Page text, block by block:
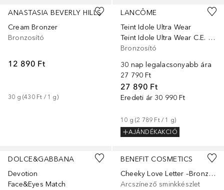
ANASTASIA BEVERLY HILLS
Cream Bronzer
Bronzosító
12 890 Ft
30 g (430 Ft / 1 g)
LANCÔME
Teint Idole Ultra Wear
Teint Idole Ultra Wear C.E. Skin Transforming Bronzosító
Bronzosító
30 nap legalacsonyabb ára
27 790 Ft
27 890 Ft
Eredeti ár 30 990 Ft
10 g (2 789 Ft / 1 g)
AJÁNDÉKAKCIÓ
DOLCE&GABBANA
Devotion
Face&Eyes Match
BENEFIT COSMETICS
Cheeky Love Letter –Bronzosító És Pirosító Paletta
Arcszínező sminkkészlet